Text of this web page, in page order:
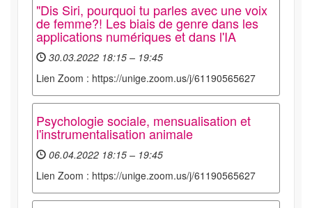
"Dis Siri, pourquoi tu parles avec une voix
de femme?! Les biais de genre dans les
applications numériques et dans l'IA
30.03.2022 18:15 – 19:45
Lien Zoom : https://unige.zoom.us/j/61190565627
Psychologie sociale, mensualisation et
l'instrumentalisation animale
06.04.2022 18:15 – 19:45
Lien Zoom : https://unige.zoom.us/j/61190565627